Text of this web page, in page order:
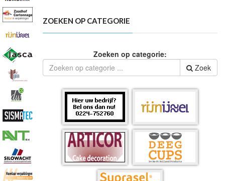
ZOEKEN OP CATEGORIE
Zoeken op categorie:
Zoek